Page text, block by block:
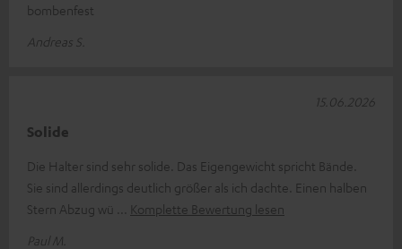
bombenfest
Andreas S.
Solide
Die Halter sind sehr solide. Das Eigengewicht spricht Bände.
Sie sind allerdings deutlich größer als ich dachte. Einen halben
Stern Abzug wü
Komplette Bewertung lesen
Paul M.
15.06.2026